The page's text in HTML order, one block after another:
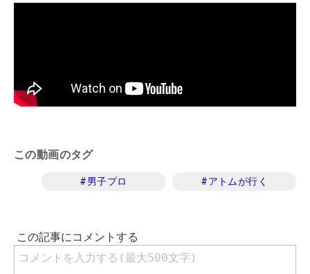
この動画のタグ
#男子プロ #アトムが行く